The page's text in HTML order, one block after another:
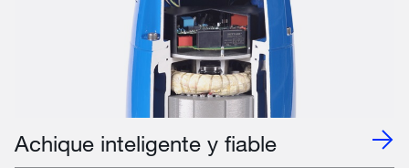
Achique inteligente y fiable